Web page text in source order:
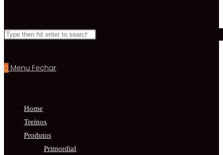
0 Menu Fechar
Home
Treinos
Produtos
Primordial